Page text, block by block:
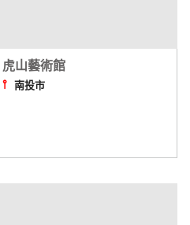
虎山藝術館
⫯ 南投市